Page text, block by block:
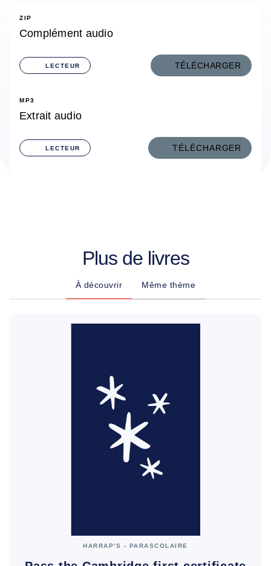
ZIP
Complément audio
LECTEUR TÉLÉCHARGER
MP3
Extrait audio
LECTEUR TÉLÉCHARGER
Plus de livres
À découvrir Même thème
HARRAP'S - PARASCOLAIRE